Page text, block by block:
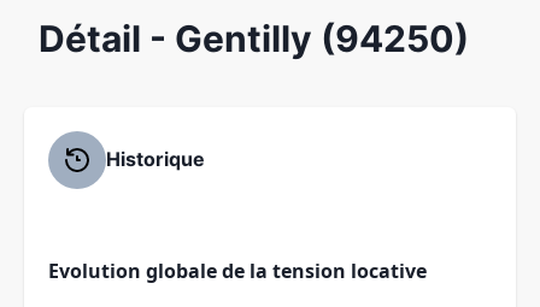
Détail - Gentilly (94250)
Historique
Evolution globale de la tension locative